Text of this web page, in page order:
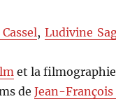
,Ludivine
et la
deJean-François